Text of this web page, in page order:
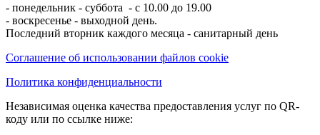
- понедельник - суббота - с 10.00 до 19.00
- воскресенье - выходной день.
Последний вторник каждого месяца - санитарный день
Соглашение об использовании файлов cookie
Политика конфиденциальности
Независимая оценка качества предоставления услуг по QR-
коду или по ссылке ниже: